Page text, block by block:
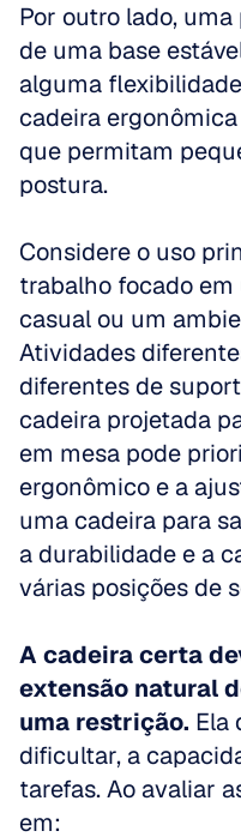
Por outro lado,
de uma base
alguma
cadeira
que permitam
postura.
Considere o uso
trabalho focado
casual ou um
Atividades
diferentes de
cadeira projetada
em mesa pode
ergonômico e a
uma cadeira para
a durabilidade e a
várias posições de
A cadeira certa
extensão natural
uma restrição. Ela
dificultar, a
tarefas. Ao avaliar
em: